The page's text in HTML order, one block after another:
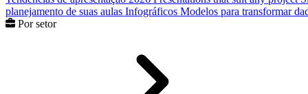
planejamento de suas aulas Infográficos Modelos para transformar
Por setor